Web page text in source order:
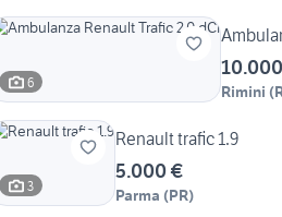
6 Rimini (
3
Renault trafic 1.9
5.000 €
Parma (PR)